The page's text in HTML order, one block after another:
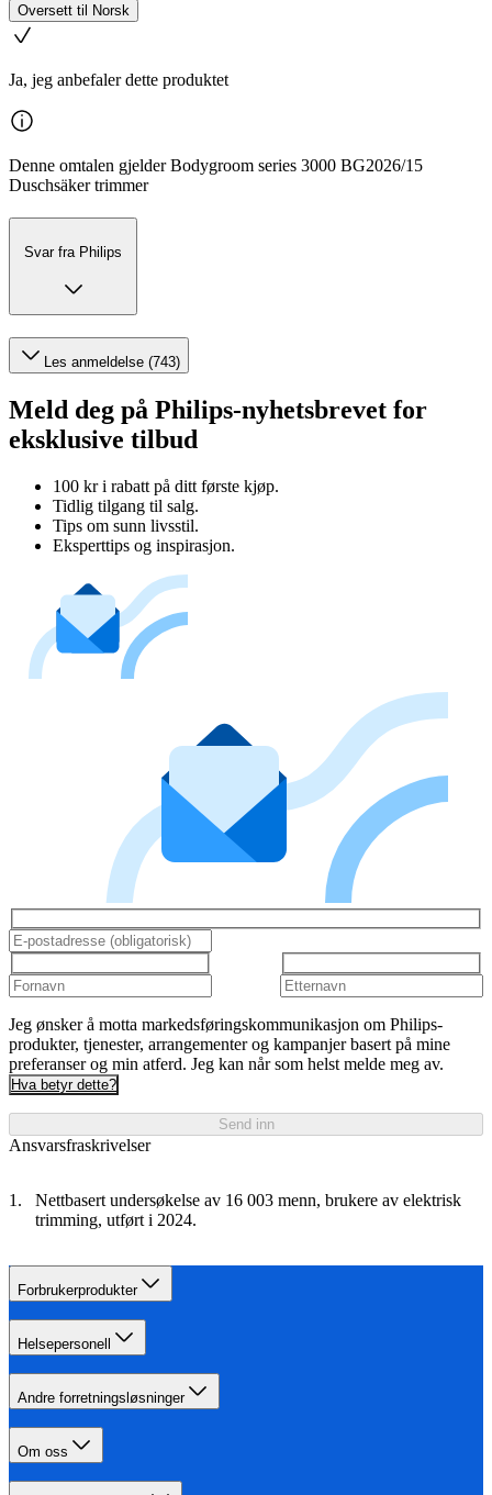
Oversett til Norsk
Ja, jeg anbefaler dette produktet
Denne omtalen gjelder Bodygroom series 3000 BG2026/15
Duschsäker trimmer
Svar fra Philips
Les anmeldelse (743)
Meld deg på Philips-nyhetsbrevet for
eksklusive tilbud
100 kr i rabatt på ditt første kjøp.
Tidlig tilgang til salg.
Tips om sunn livsstil.
Eksperttips og inspirasjon.
Jeg ønsker å motta markedsføringskommunikasjon om Philips-
produkter, tjenester, arrangementer og kampanjer basert på mine
preferanser og min atferd. Jeg kan når som helst melde meg av.
Hva betyr dette?
Send inn
Ansvarsfraskrivelser
Nettbasert undersøkelse av 16 003 menn, brukere av elektrisk
trimming, utført i 2024.
Forbrukerprodukter
Helsepersonell
Andre forretningsløsninger
Om oss